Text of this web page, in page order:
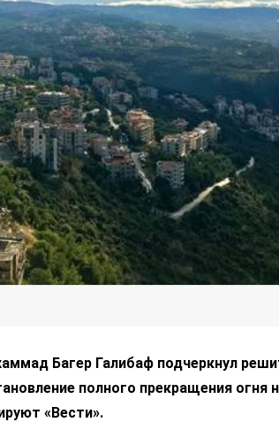
Багер Галибаф подчеркнул
полного прекращения огня
«Вести».